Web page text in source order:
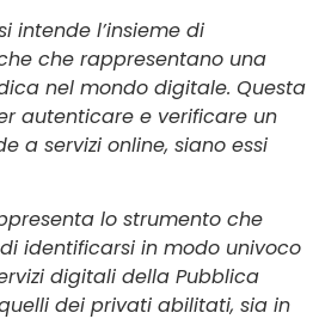
intende l’insieme di
che rappresentano una
nel mondo digitale. Questa
autenticare e verificare un
a servizi online, siano essi
lo strumento che
identificarsi in modo univoco
digitali della Pubblica
dei privati abilitati, sia in